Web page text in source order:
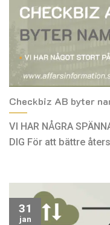
Checkbiz AB byter
VI HAR NÅGRA
DIG För att bättre
31
jan